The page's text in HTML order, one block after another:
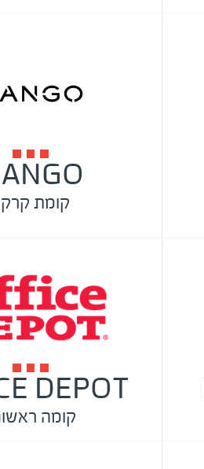
קומת
DEPOT
קומה